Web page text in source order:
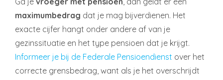
maximumbedrag dat je mag bijverdienen. Het
exacte cijfer hangt onder andere af van je
gezinssituatie en het type pensioen dat je krijgt.
Informeer je bij de Federale Pensioendienst over het
correcte grensbedrag, want als je het overschrijdt